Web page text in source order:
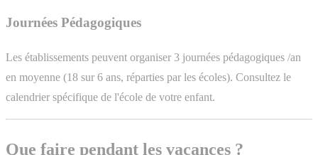
Journées Pédagogiques
Les établissements peuvent organiser 3 journées pédagogiques /an
en moyenne (18 sur 6 ans, réparties par les écoles). Consultez le
calendrier spécifique de l'école de votre enfant.
Que faire pendant les vacances ?